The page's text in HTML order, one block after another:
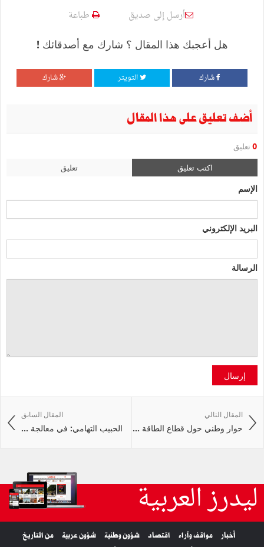
أرسل إلى صديق طباعة
هل أعجبك هذا المقال ؟ شارك مع أصدقائك !
شارك التويتر شارك
أضف تعليق على هذا المقال
0 تعليق
اكتب تعليق تعليق
الإسم
البريد الإلكتروني
الرسالة
إرسال
المقال السابق
الحبيب التهامي: في معالجة ...
المقال التالي
حوار وطني حول قطاع الطاقة ...
ليدرز العربية
أخبار مواقف وآراء اقتصاد شؤون وطنية شؤون عربية
من التاريخ